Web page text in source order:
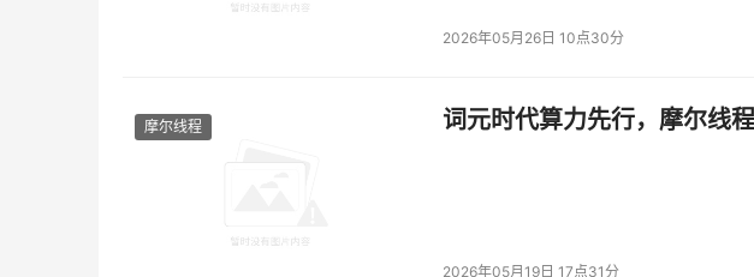
为解决新能源发电的波动性、随机性强，弃风弃光率高，自然环境恶劣导
应用AI、赋能应用、使能数据，华为云的黑土地上，浓缩了华为30年ICT
2026年05月26日 10点30分
摩尔线程 词元时代算力先行，摩尔线
2026年05月19日 17点31分